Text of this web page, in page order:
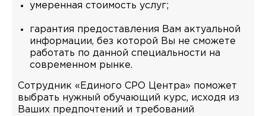
умеренная стоимость услуг;
гарантия предоставления Вам актуальной
информации, без которой Вы не сможете
работать по данной специальности на
современном рынке.
Сотрудник «Единого СРО Центра» поможет
выбрать нужный обучающий курс, исходя из
Ваших предпочтений и требований